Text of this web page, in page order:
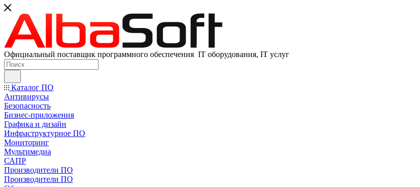
Официальный поставщик программного обеспечения IT оборудования, IT услуг
Каталог ПО
Антивирусы
Безопасность
Бизнес-приложения
Графика и дизайн
Инфраструктурное ПО
Мониторинг
Мультимедиа
САПР
Производители ПО
Производители ПО